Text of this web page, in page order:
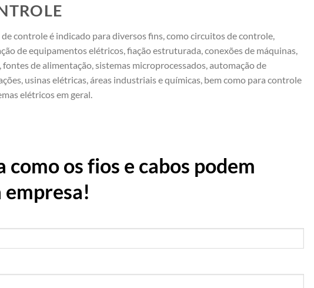
de controle é indicado para diversos fins, como circuitos de controle,
de equipamentos elétricos, fiação estruturada, conexões de máquinas,
fontes de alimentação, sistemas microprocessados, automação de
usinas elétricas, áreas industriais e químicas, bem como para controle
elétricos em geral.
os fios e cabos podem
empresa!